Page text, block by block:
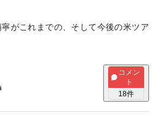
がこれまでの、そして今後の米ツア
コメン
ト
18件